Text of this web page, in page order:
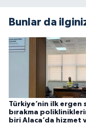
Bunlar da
Türkiye’nin ilk ergen
bırakma
biri Alaca’da hizmet